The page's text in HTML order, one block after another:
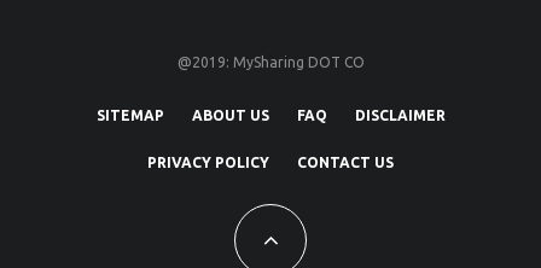
@2019: MySharing DOT CO
SITEMAP ABOUT US FAQ DISCLAIMER
PRIVACY POLICY CONTACT US